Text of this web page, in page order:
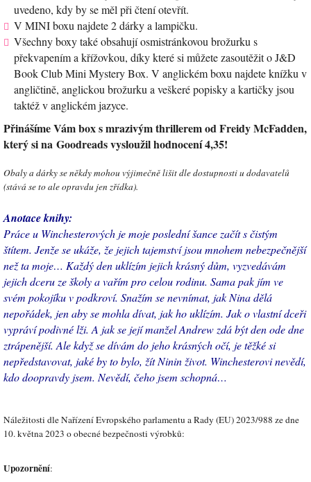
uvedeno, kdy by se měl při čtení otevřít.
V MINI boxu najdete 2 dárky a lampičku.
Všechny boxy také obsahují osmistránkovou brožurku s
překvapením a křížovkou, díky které si můžete zasoutěžit o J&D
Book Club Mini Mystery Box. V anglickém boxu najdete knížku v
angličtině, anglickou brožurku a veškeré popisky a kartičky jsou
taktéž v anglickém jazyce.
Přinášíme Vám box s mrazivým thrillerem od Freidy McFadden,
který si na Goodreads vysloužil hodnocení 4,35!
Obaly a dárky se někdy mohou výjimečně lišit dle dostupnosti u dodavatelů
(stává se to ale opravdu jen zřídka).
Anotace knihy:
Práce u Winchesterových je moje poslední šance začít s čistým
štítem. Jenže se ukáže, že jejich tajemství jsou mnohem nebezpečnější
než ta moje… Každý den uklízím jejich krásný dům, vyzvedávám
jejich dceru ze školy a vařím pro celou rodinu. Sama pak jím ve
svém pokojíku v podkroví. Snažím se nevnímat, jak Nina dělá
nepořádek, jen aby se mohla dívat, jak ho uklízím. Jak o vlastní dceři
vypráví podivné lži. A jak se její manžel Andrew zdá být den ode dne
ztrápenější. Ale když se dívám do jeho krásných očí, je těžké si
nepředstavovat, jaké by to bylo, žít Ninin život. Winchesterovi nevědí,
kdo doopravdy jsem. Nevědí, čeho jsem schopná…
Náležitosti dle Nařízení Evropského parlamentu a Rady (EU) 2023/988 ze dne
10. května 2023 o obecné bezpečnosti výrobků:
Upozornění: